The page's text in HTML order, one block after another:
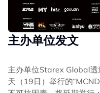
主办单位发文
主办单位Starex Global
天（19日）举行的